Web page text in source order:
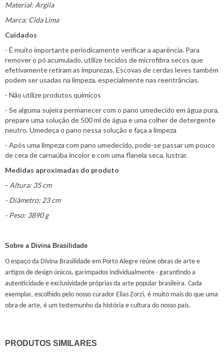
Material: Argila
Marca: Cida Lima
Cuidados
- É muito importante periodicamente verificar a aparência. Para
remover o pó acumulado, utilize tecidos de microfibra secos que
efetivamente retiram as impurezas. Escovas de cerdas leves também
podem ser usadas na limpeza, especialmente nas reentrâncias.
- Não utilize produtos químicos
- Se alguma sujeira permanecer com o pano umedecido em água pura,
prepare uma solução de 500 ml de água e uma colher de detergente
neutro. Umedeça o pano nessa solução e faça a limpeza
- Após uma limpeza com pano umedecido, pode-se passar um pouco
de cera de carnaúba incolor e com uma flanela seca, lustrar.
Medidas aproximadas do produto
- Altura: 35 cm
- Diâmetro: 23 cm
- Peso: 3890 g
Sobre a Divina Brasilidade
O espaço da Divina Brasilidade em Porto Alegre reúne obras de arte e
artigos de design únicos, garimpados individualmente - garantindo a
autenticidade e exclusividade próprias da arte popular brasileira. Cada
exemplar, escolhido pelo nosso curador Elias Zorzi, é muito mais do que uma
obra de arte, é um testemunho da história e cultura do nosso país.
PRODUTOS SIMILARES